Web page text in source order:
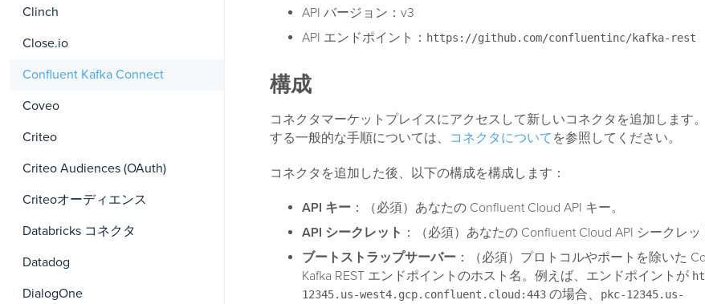
Clinch
Close.io
Confluent Kafka Connect
Coveo
Criteo
Criteo Audiences (OAuth)
Criteoオーディエンス
Databricks コネクタ
Datadog
DialogOne
API バージョン：v3
API エンドポイント： https://github.com/confluentinc/kafka-rest
構成
コネクタマーケットプレイスにアクセスして新しいコネクタを追加します
する一般的な手順については、 コネクタについて を参照してください。
コネクタを追加した後、以下の構成を構成します：
API キー ：（必須）あなたの Confluent Cloud API キー。
API シークレット ：（必須）あなたの Confluent Cloud API シークレッ
ブートストラップサーバー ：（必須）プロトコルやポートを除いた
Kafka REST エンドポイントのホスト名。例えば、エンドポイントが
12345.us-west4.gcp.confluent.cloud:443 の場合、
pkc-12345.us-